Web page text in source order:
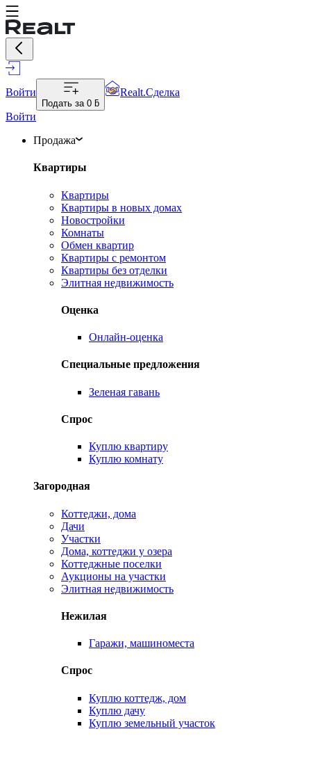
Войти
Подать за 0 ƃ
Realt.Сделка
Войти
Продажа
Квартиры
Квартиры
Квартиры в новых домах
Новостройки
Комнаты
Обмен квартир
Квартиры с ремонтом
Квартиры без отделки
Элитная недвижимость
Оценка
Онлайн-оценка
Специальные предложения
Зеленая гавань
Спрос
Куплю квартиру
Куплю комнату
Загородная
Коттеджи, дома
Дачи
Участки
Дома, коттеджи у озера
Коттеджные поселки
Аукционы на участки
Элитная недвижимость
Нежилая
Гаражи, машиноместа
Спрос
Куплю коттедж, дом
Куплю дачу
Куплю земельный участок